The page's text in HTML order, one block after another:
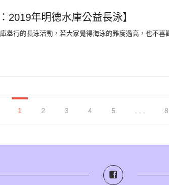
2019年明德水庫公益長泳】
舉行的長泳活動，若大家覺得海泳的難度過高，也不
1 2 3 4 5 8